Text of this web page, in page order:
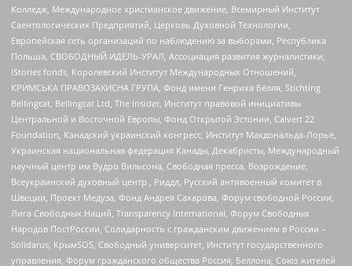
Колледж, Международное христианское движение, Всемирный Институт
Саентологических Предприятий, Церковь Духовной Технологии,
Европейская сеть организаций по наблюдению за выборами, Республика
Польша, СВОБОДНЫЙ ИДЕЛЬ-УРАЛ, Ассоциация развития журналистики,
IStories fonds, Королевский Институт Международных Отношений,
КРИМСЬКА ПРАВОЗАХИСНА ГРУПА, Фонд имени Генриха Бёлля, Stichting
Bellingcat, Bellingcat Ltd, The Insider, Институт правовой инициативы
Центральной и Восточной Европы, Фонд Открытой Эстонии, Calvert 22
Foundation, Канадский украинский конгресс, Институт Макдональда-Лорье,
Украинская национальная федерация Канады, Декабристы, Международный
научный центр им Вудро Вильсона, Свободная пресса, Возрождение,
Всеукраинский духовный центр , Риддл, Русский антивоенный комитет в
Швеции, Проект Медуза, Фонд Андрея Сахарова, Форум свободной России,
Лига Свободных Наций, Transparеncy International, Форум Свободных
Народов ПостРоссии, Солидарность с гражданским движением в России –
Solidarus, КрымSOS, Свободный университет, Институт государственного
управления, Форум гражданского общества Россия, Беллона, Союз жителей